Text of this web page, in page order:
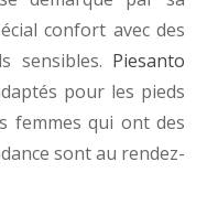
confort avec des
sensibles. Piesanto
pour les pieds
femmes qui ont des
sont au rendez-